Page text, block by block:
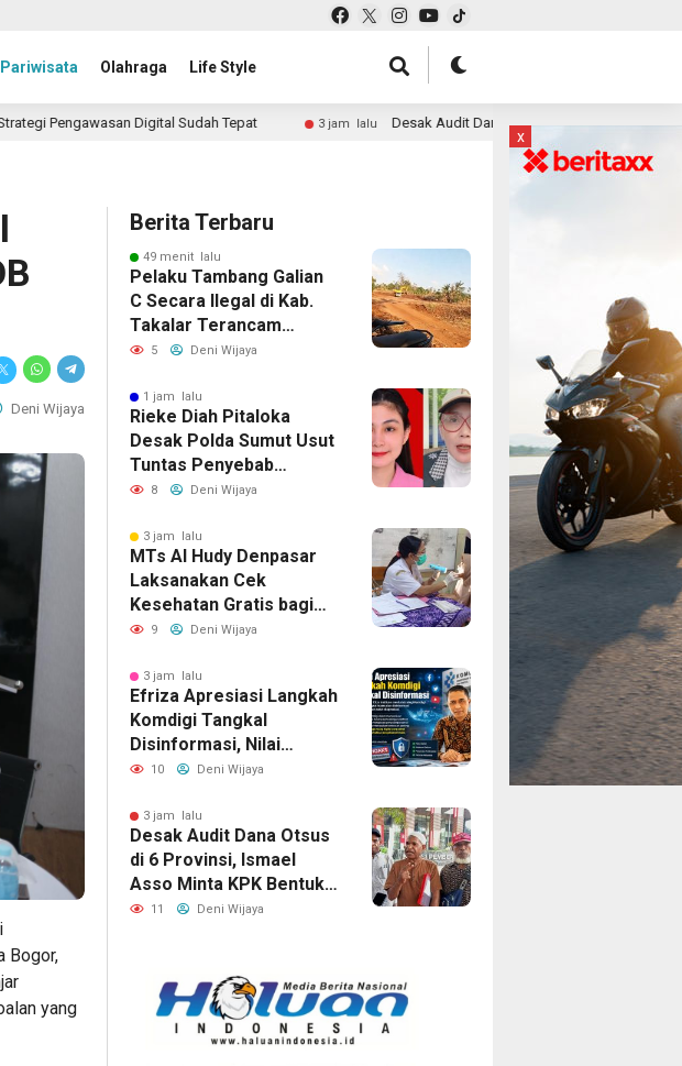
Pariwisata Olahraga Life Style
Digital Sudah Tepat 3 jam lalu Desak Audit Dana Otsus di 6 Provinsi, Ismael Asso Minta KPK
Deni Wijaya
Bogor,
yang
Berita Terbaru
49 menit lalu
Pelaku Tambang Galian
C Secara Ilegal di Kab.
Takalar Terancam
Pidana
5 Deni Wijaya
1 jam lalu
Rieke Diah Pitaloka
Desak Polda Sumut Usut
Tuntas Penyebab
Kematian Winda Lorenza
8 Deni Wijaya
3 jam lalu
MTs Al Hudy Denpasar
Laksanakan Cek
Kesehatan Gratis bagi
Siswa dan Guru
9 Deni Wijaya
3 jam lalu
Efriza Apresiasi Langkah
Komdigi Tangkal
Disinformasi, Nilai
Strategi Pengawasan
10 Deni Wijaya
3 jam lalu
Desak Audit Dana Otsus
di 6 Provinsi, Ismael
Asso Minta KPK Bentuk
Tim Turun Ke Seluruh
11 Deni Wijaya
x